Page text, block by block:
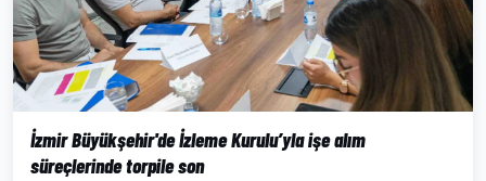
İzmir Büyükşehir'de İzleme Kurulu’yla işe alım
süreçlerinde torpile son